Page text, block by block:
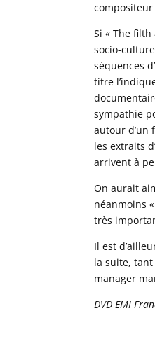
Si « The
socio-
séquences
titre
sympathie
autour d’un
les extraits
arrivent à
On aurait
néanmoins
très
Il est
la suite,
manager
DVD EMI